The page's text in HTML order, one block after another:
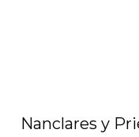
Nanclares y